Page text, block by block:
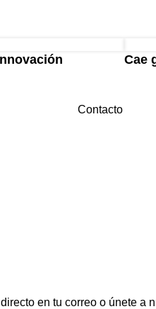
Cae
Contacto
en tu correo o únete a